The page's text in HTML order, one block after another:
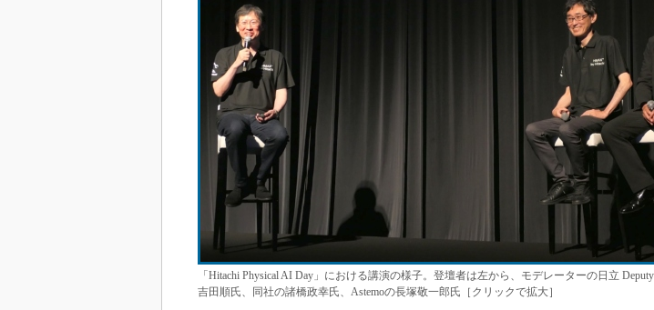
新型コロナへの対応
「Hitachi Physical AI Day」における講演の様子。登壇者は左から、モデレーターの日立
吉田順氏、同社の諸橋政幸氏、Astemoの長塚敬一郎氏［クリックで拡大］